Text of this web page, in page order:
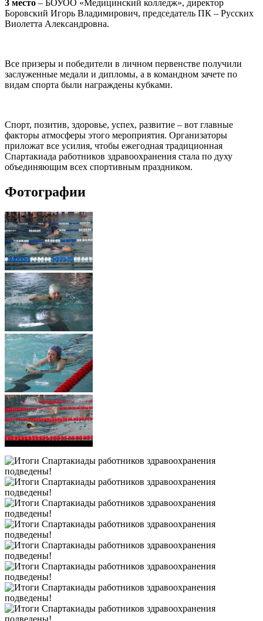
3 место – БОУОО «Медицинский колледж», директор
Боровский Игорь Владимирович, председатель ПК – Русских
Виолетта Александровна.
Все призеры и победители в личном первенстве получили
заслуженные медали и дипломы, а в командном зачете по
видам спорта были награждены кубками.
Спорт, позитив, здоровье, успех, развитие – вот главные
факторы атмосферы этого мероприятия. Организаторы
приложат все усилия, чтобы ежегодная традиционная
Спартакиада работников здравоохранения стала по духу
объединяющим всех спортивным праздником.
Фотографии